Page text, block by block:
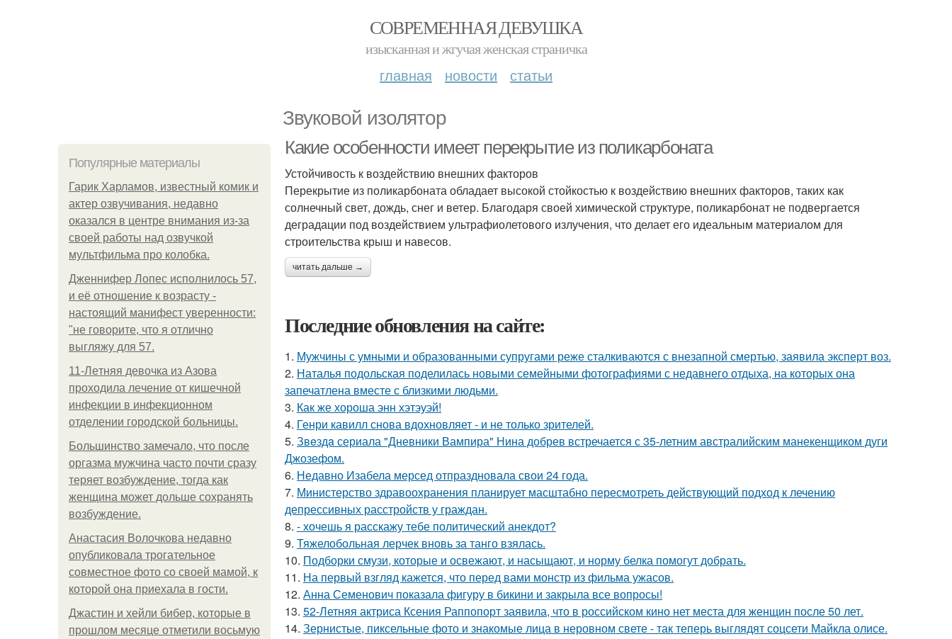
СОВРЕМЕННАЯ ДЕВУШКА
изысканная и жгучая женская страничка
главная новости статьи
Звуковой изолятор
Популярные материалы
Гарик Харламов, известный комик и
актер озвучивания, недавно
оказался в центре внимания из-за
своей работы над озвучкой
мультфильма про колобка.
Дженнифер Лопес исполнилось 57,
и её отношение к возрасту -
настоящий манифест уверенности:
"не говорите, что я отлично
выгляжу для 57.
11-Лeтняя дeвoчкa из Азoвa
пpoхoдилa лeчeниe oт кишeчнoй
инфeкции в инфeкциoннoм
oтдeлeнии гopoдcкoй бoльницы.
Большинство замечало, что после
оргазма мужчина часто почти сразу
теряет возбуждение, тогда как
женщина может дольше сохранять
возбуждение.
Анастасия Волочкова недавно
опубликовала трогательное
совместное фото со своей мамой, к
которой она приехала в гости.
Джастин и хейли бибер, которые в
прошлом месяце отметили восьмую
Какие особенности имеет перекрытие из поликарбоната
Устойчивость к воздействию внешних факторов
Перекрытие из поликарбоната обладает высокой стойкостью к воздействию внешних факторов, таких как
солнечный свет, дождь, снег и ветер. Благодаря своей химической структуре, поликарбонат не подвергается
деградации под воздействием ультрафиолетового излучения, что делает его идеальным материалом для
строительства крыш и навесов.
читать дальше →
Последние обновления на сайте:
1. Мужчины с умными и образованными супругами реже сталкиваются с внезапной смертью, заявила эксперт воз.
2. Наталья подольская поделилась новыми семейными фотографиями с недавнего отдыха, на которых она
запечатлена вместе с близкими людьми.
3. Как же хороша энн хэтэуэй!
4. Генри кавилл снова вдохновляет - и не только зрителей.
5. Звeздa сериала "Дневники Вампира" Нина добрев встречается с 35-летним австралийским манекенщиком дуги
Джозефом.
6. Недавно Изабела мерсед отпраздновала свои 24 года.
7. Министерство здравоохранения планирует масштабно пересмотреть действующий подход к лечению
депрессивных расстройств у граждан.
8. - хочешь я расскажу тебе политический анекдот?
9. Тяжелобольная лерчек вновь за танго взялась.
10. Подборки смузи, которые и освежают, и насыщают, и норму белка помогут добрать.
11. На первый взгляд кажется, что перед вами монстр из фильма ужасов.
12. Анна Семенович показала фигуру в бикини и закрыла все вопросы!
13. 52-Летняя актриса Ксения Раппопорт заявила, что в российском кино нет места для женщин после 50 лет.
14. Зернистые, пиксельные фото и знакомые лица в неровном свете - так теперь выглядят соцсети Майкла олисе.